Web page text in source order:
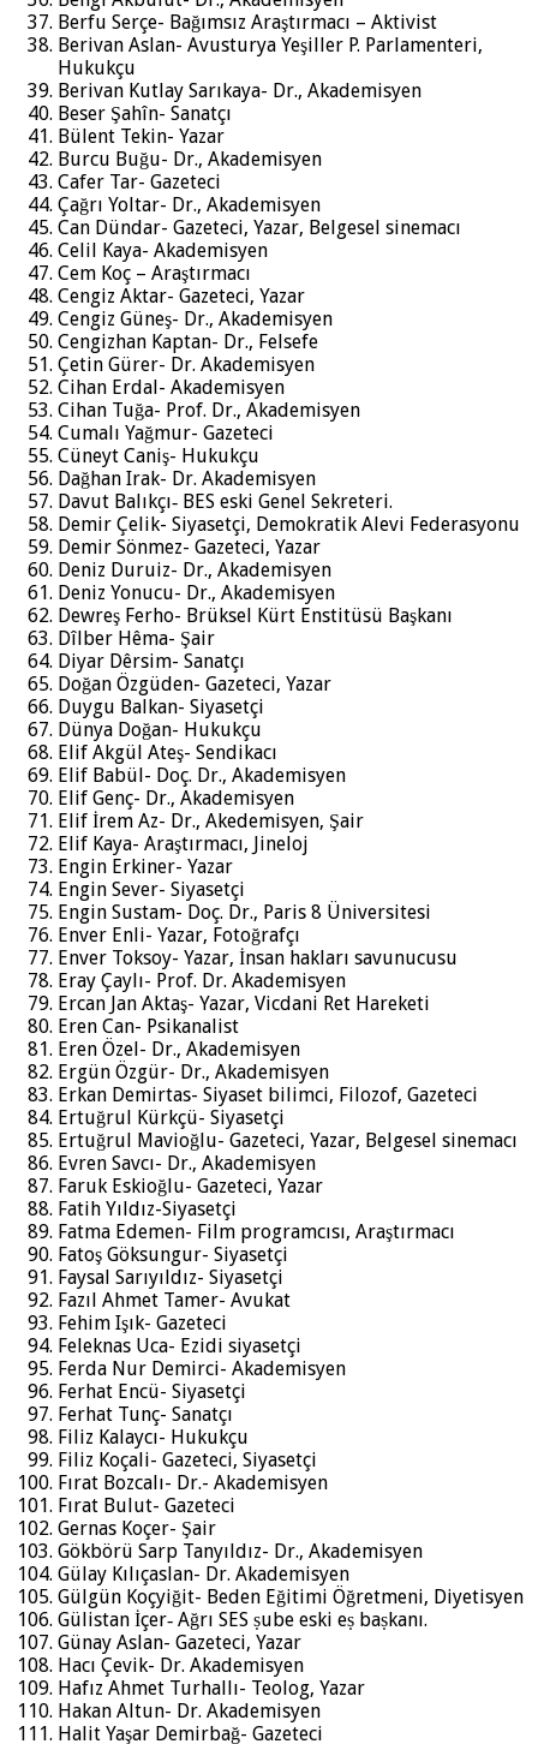
Berfu Serçe- Bağımsız Araştırmacı – Aktivist
Berivan Aslan- Avusturya Yeşiller P. Parlamenteri,
Hukukçu
Berivan Kutlay Sarıkaya- Dr., Akademisyen
Beser Şahîn- Sanatçı
Bülent Tekin- Yazar
Burcu Buğu- Dr., Akademisyen
Cafer Tar- Gazeteci
Çağrı Yoltar- Dr., Akademisyen
Can Dündar- Gazeteci, Yazar, Belgesel sinemacı
Celil Kaya- Akademisyen
Cem Koç – Araştırmacı
Cengiz Aktar- Gazeteci, Yazar
Cengiz Güneş- Dr., Akademisyen
Cengizhan Kaptan- Dr., Felsefe
Çetin Gürer- Dr. Akademisyen
Cihan Erdal- Akademisyen
Cihan Tuğa- Prof. Dr., Akademisyen
Cumalı Yağmur- Gazeteci
Cüneyt Caniş- Hukukçu
Dağhan Irak- Dr. Akademisyen
Davut Balıkçı‐ BES eski Genel Sekreteri.
Demir Çelik- Siyasetçi, Demokratik Alevi Federasyonu
Demir Sönmez- Gazeteci, Yazar
Deniz Duruiz- Dr., Akademisyen
Deniz Yonucu- Dr., Akademisyen
Dewreş Ferho- Brüksel Kürt Enstitüsü Başkanı
Dîlber Hêma- Şair
Diyar Dêrsim- Sanatçı
Doğan Özgüden- Gazeteci, Yazar
Duygu Balkan- Siyasetçi
Dünya Doğan- Hukukçu
Elif Akgül Ateş- Sendikacı
Elif Babül- Doç. Dr., Akademisyen
Elif Genç- Dr., Akademisyen
Elif İrem Az- Dr., Akedemisyen, Şair
Elif Kaya- Araştırmacı, Jineloj
Engin Erkiner- Yazar
Engin Sever- Siyasetçi
Engin Sustam- Doç. Dr., Paris 8 Üniversitesi
Enver Enli- Yazar, Fotoğrafçı
Enver Toksoy- Yazar, İnsan hakları savunucusu
Eray Çaylı- Prof. Dr. Akademisyen
Ercan Jan Aktaş- Yazar, Vicdani Ret Hareketi
Eren Can- Psikanalist
Eren Özel- Dr., Akademisyen
Ergün Özgür- Dr., Akademisyen
Erkan Demirtas- Siyaset bilimci, Filozof, Gazeteci
Ertuğrul Kürkçü- Siyasetçi
Ertuğrul Mavioğlu- Gazeteci, Yazar, Belgesel sinemacı
Evren Savcı- Dr., Akademisyen
Faruk Eskioğlu- Gazeteci, Yazar
Fatih Yıldız-Siyasetçi
Fatma Edemen- Film programcısı, Araştırmacı
Fatoş Göksungur- Siyasetçi
Faysal Sarıyıldız- Siyasetçi
Fazıl Ahmet Tamer- Avukat
Fehim Işık- Gazeteci
Feleknas Uca- Ezidi siyasetçi
Ferda Nur Demirci- Akademisyen
Ferhat Encü- Siyasetçi
Ferhat Tunç- Sanatçı
Filiz Kalaycı- Hukukçu
Filiz Koçali- Gazeteci, Siyasetçi
Fırat Bozcalı- Dr.- Akademisyen
Fırat Bulut- Gazeteci
Gernas Koçer- Şair
Gökbörü Sarp Tanyıldız- Dr., Akademisyen
Gülay Kılıçaslan- Dr. Akademisyen
Gülgün Koçyiğit- Beden Eğitimi Öğretmeni, Diyetisyen
Gülistan İçer‐ Ağrı SES ṣube eski eṣ baṣkanı.
Günay Aslan- Gazeteci, Yazar
Hacı Çevik- Dr. Akademisyen
Hafız Ahmet Turhallı- Teolog, Yazar
Hakan Altun- Dr. Akademisyen
Halit Yaşar Demirbağ- Gazeteci